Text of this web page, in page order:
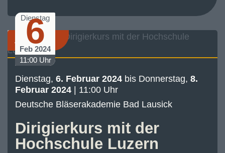
Akademie
Dienstag
6
Feb 2024
11:00 Uhr
Dienstag, 6. Februar 2024 bis Donnerstag, 8.
Februar 2024 | 11:00 Uhr
Deutsche Bläserakademie Bad Lausick
Dirigierkurs mit der
Hochschule Luzern